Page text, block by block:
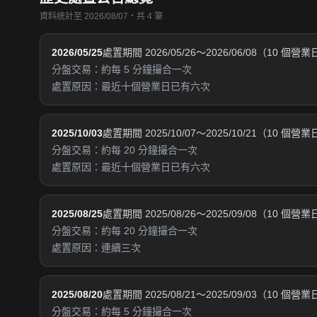
資料統計至 2026/08/07・共 4 筆
2026/05/25處置期間 2026/05/26～2026/06/08（10 個營業日
分盤交易：約每 5 分鐘撮合一次
處置原因：最近十個營業日已有六次
2025/10/03處置期間 2025/10/07～2025/10/21（10 個營業日
分盤交易：約每 20 分鐘撮合一次
處置原因：最近十個營業日已有六次
2025/08/25處置期間 2025/08/26～2025/09/08（10 個營業日
分盤交易：約每 20 分鐘撮合一次
處置原因：連續三次
2025/08/20處置期間 2025/08/21～2025/09/03（10 個營業日
分盤交易：約每 5 分鐘撮合一次